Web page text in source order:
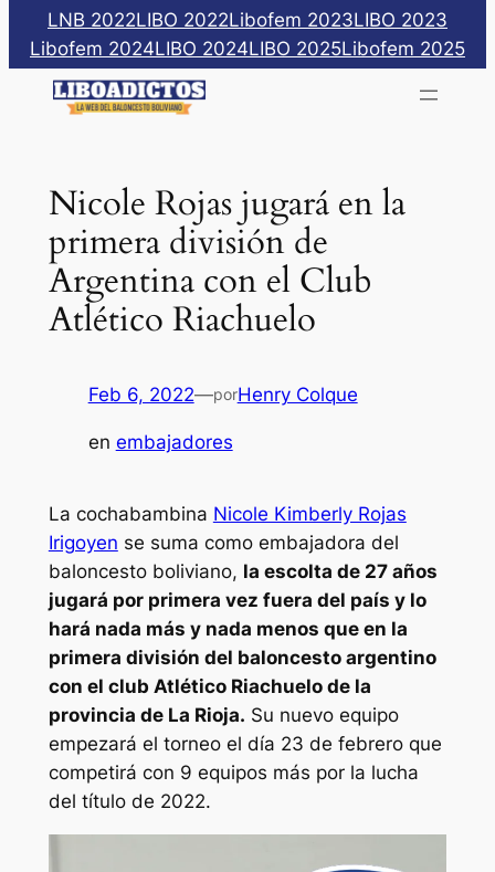
Saltar
contenido
LNB 2022LIBO 2022Libofem 2023LIBO 2023
Libofem 2024LIBO 2024LIBO 2025Libofem 2025
Nicole Rojas jugará en la
primera división de
Argentina con el Club
Atlético Riachuelo
Feb 6, 2022—porHenry Colque
en embajadores
La cochabambina Nicole Kimberly Rojas
Irigoyen se suma como embajadora del
baloncesto boliviano, la escolta de 27 años
jugará por primera vez fuera del país y lo
hará nada más y nada menos que en la
primera división del baloncesto argentino
con el club Atlético Riachuelo de la
provincia de La Rioja. Su nuevo equipo
empezará el torneo el día 23 de febrero que
competirá con 9 equipos más por la lucha
del título de 2022.